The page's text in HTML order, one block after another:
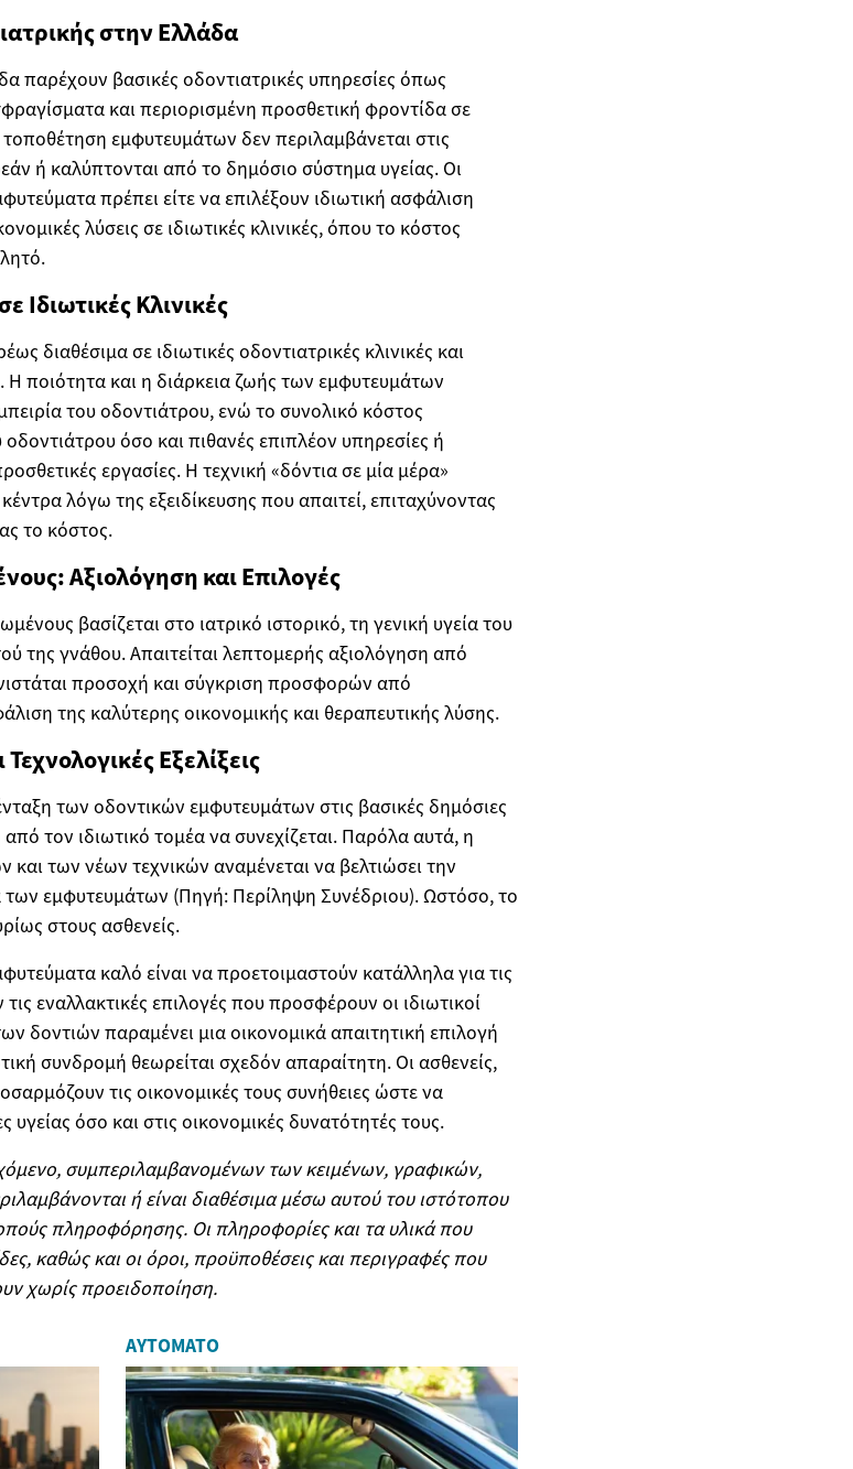
στην Ελλάδα
παρέχουν βασικές οδοντιατρικές υπηρεσίες όπως
και περιορισμένη προσθετική φροντίδα σε
εμφυτευμάτων δεν περιλαμβάνεται στις
ή καλύπτονται από το δημόσιο σύστημα υγείας. Οι
πρέπει είτε να επιλέξουν ιδιωτική ασφάλιση
λύσεις σε ιδιωτικές κλινικές, όπου το κόστος
Ιδιωτικές Κλινικές
διαθέσιμα σε ιδιωτικές οδοντιατρικές κλινικές και
Η ποιότητα και η διάρκεια ζωής των εμφυτευμάτων
του οδοντιάτρου, ενώ το συνολικό κόστος
όσο και πιθανές επιπλέον υπηρεσίες ή
εργασίες. Η τεχνική «δόντια σε μία μέρα»
λόγω της εξειδίκευσης που απαιτεί, επιταχύνοντας
το κόστος.
Αξιολόγηση και Επιλογές
βασίζεται στο ιατρικό ιστορικό, τη γενική υγεία του
της γνάθου. Απαιτείται λεπτομερής αξιολόγηση από
προσοχή και σύγκριση προσφορών από
της καλύτερης οικονομικής και θεραπευτικής λύσης.
Εξελίξεις
των οδοντικών εμφυτευμάτων στις βασικές δημόσιες
τον ιδιωτικό τομέα να συνεχίζεται. Παρόλα αυτά, η
των νέων τεχνικών αναμένεται να βελτιώσει την
των εμφυτευμάτων (Πηγή: Περίληψη Συνέδριου). Ωστόσο, το
στους ασθενείς.
καλό είναι να προετοιμαστούν κατάλληλα για τις
εναλλακτικές επιλογές που προσφέρουν οι ιδιωτικοί
δοντιών παραμένει μια οικονομικά απαιτητική επιλογή
συνδρομή θεωρείται σχεδόν απαραίτητη. Οι ασθενείς,
τις οικονομικές τους συνήθειες ώστε να
όσο και στις οικονομικές δυνατότητές τους.
συμπεριλαμβανομένων των κειμένων, γραφικών,
ή είναι διαθέσιμα μέσω αυτού του ιστότοπου
πληροφόρησης. Οι πληροφορίες και τα υλικά που
καθώς και οι όροι, προϋποθέσεις και περιγραφές που
χωρίς προειδοποίηση.
ΑΥΤΌΜΑΤΟ